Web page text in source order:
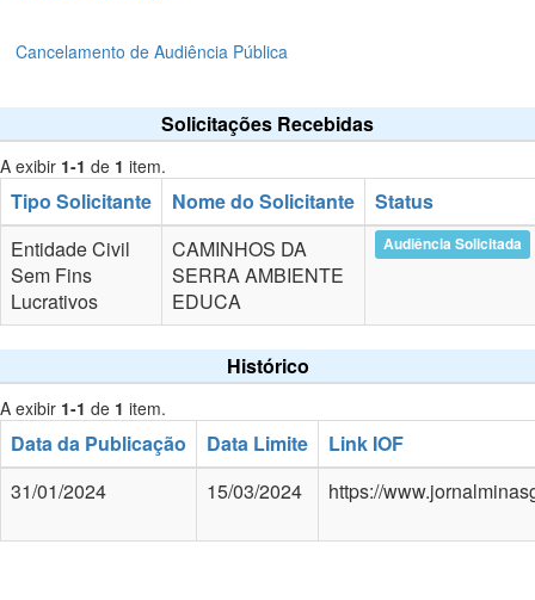
Cancelamento de Audiência Pública
Solicitações Recebidas
A exibir 1-1 de 1 item.
Tipo Solicitante Nome do Solicitante
Status
Entidade Civil
Sem Fins
Lucrativos
CAMINHOS DA
SERRA AMBIENTE
EDUCA
Audiência Solicitada
Histórico
A exibir 1-1 de 1 item.
Data da Publicação Data Limite
Link IOF
31/01/2024
15/03/2024 https://